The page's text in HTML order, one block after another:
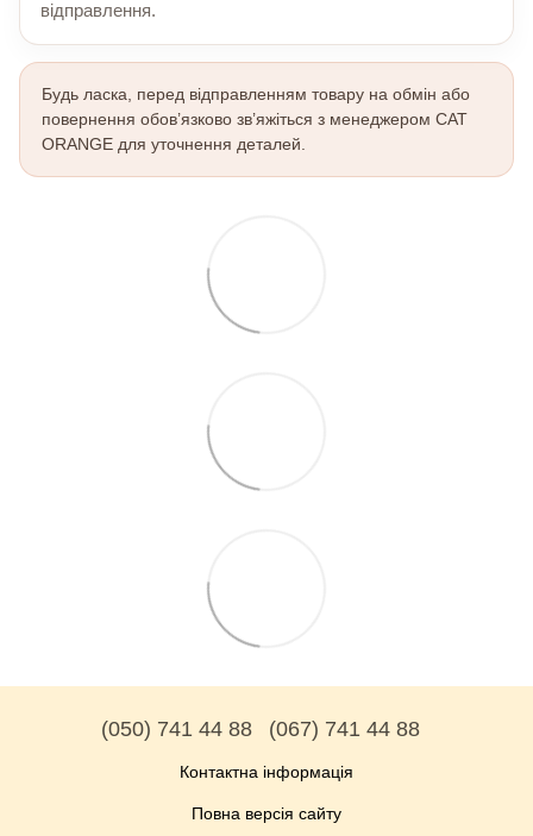
відправлення.
Будь ласка, перед відправленням товару на обмін або
повернення обов’язково зв’яжіться з менеджером CAT
ORANGE для уточнення деталей.
(050) 741 44 88 (067) 741 44 88
Контактна інформація
Повна версія сайту